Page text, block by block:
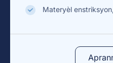
Materyèl